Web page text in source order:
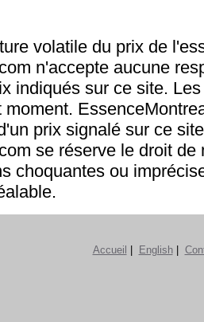
volatile du prix de
n'accepte aucune
indiqués sur ce site.
moment.
prix signalé sur ce
se réserve le droit de
choquantes ou
Accueil English|